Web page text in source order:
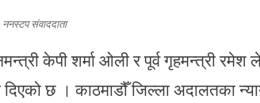
ननस्टप संवाददाता
केपी शर्मा ओली र पूर्व गृहमन्त्री
छ । काठमाडौँ जिल्ला अदालतका